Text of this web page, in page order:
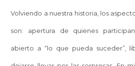
Volviendo a nuestra historia, los
son: apertura de quienes
abierto a “lo que pueda suceder”,